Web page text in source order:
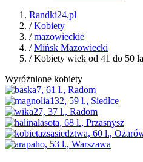
Randki24.pl
/Kobiety
/mazowieckie
/Mińsk Mazowiecki
/ Kobiety wiek od 41 do 50
Wyróżnione kobiety